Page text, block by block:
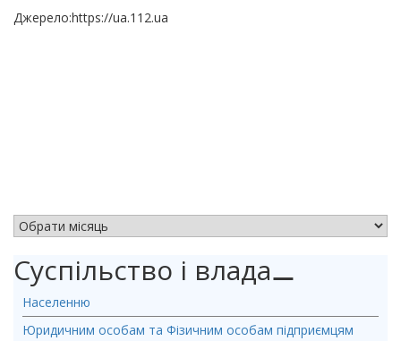
Джерело:https://ua.112.ua
Суспільство і влада⚊
Населенню
Юридичним особам та Фізичним особам підприємцям